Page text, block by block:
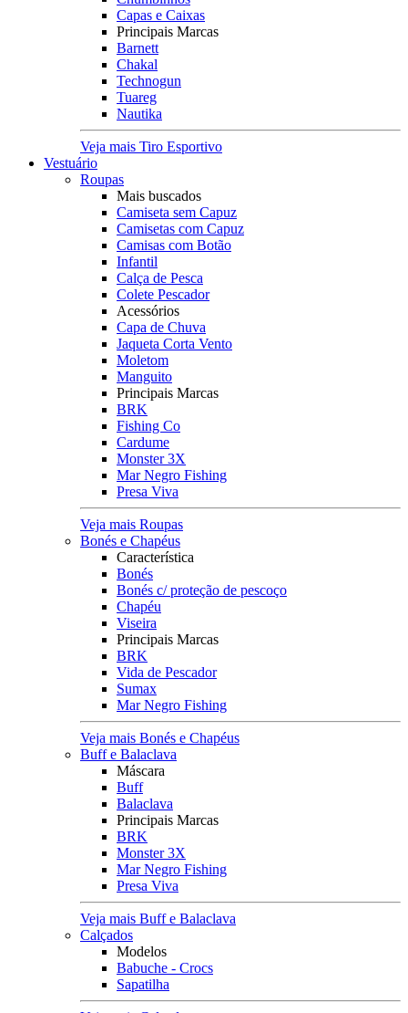
Capas e Caixas
Principais Marcas
Barnett
Chakal
Technogun
Tuareg
Nautika
Veja mais Tiro Esportivo
Vestuário
Roupas
Mais buscados
Camiseta sem Capuz
Camisetas com Capuz
Camisas com Botão
Infantil
Calça de Pesca
Colete Pescador
Acessórios
Capa de Chuva
Jaqueta Corta Vento
Moletom
Manguito
Principais Marcas
BRK
Fishing Co
Cardume
Monster 3X
Mar Negro Fishing
Presa Viva
Veja mais Roupas
Bonés e Chapéus
Característica
Bonés
Bonés c/ proteção de pescoço
Chapéu
Viseira
Principais Marcas
BRK
Vida de Pescador
Sumax
Mar Negro Fishing
Veja mais Bonés e Chapéus
Buff e Balaclava
Máscara
Buff
Balaclava
Principais Marcas
BRK
Monster 3X
Mar Negro Fishing
Presa Viva
Veja mais Buff e Balaclava
Calçados
Modelos
Babuche - Crocs
Sapatilha